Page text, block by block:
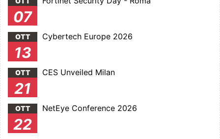
07
OTT
13
Cybertech Europe 2026
OTT
21
CES Unveiled Milan
OTT
22
NetEye Conference 2026